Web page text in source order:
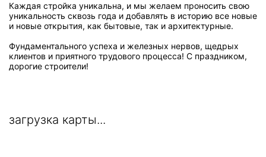
Каждая стройка уникальна, и мы желаем проносить свою
уникальность сквозь года и добавлять в историю все новые
и новые открытия, как бытовые, так и архитектурные.
Фундаментального успеха и железных нервов, щедрых
клиентов и приятного трудового процесса! С праздником,
дорогие строители!
загрузка карты...